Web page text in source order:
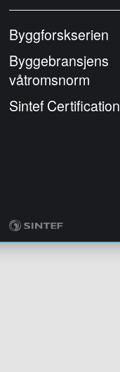
Byggforskserien
Byggebransjens
våtromsnorm
Sintef Certification